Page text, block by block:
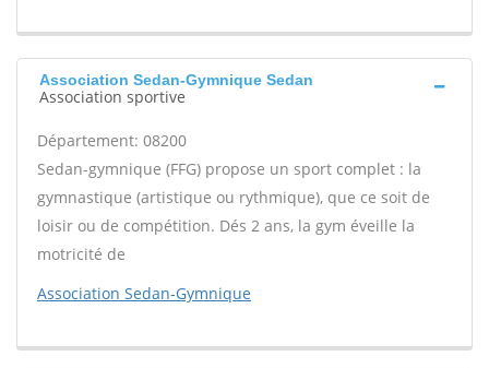
Association Sedan-Gymnique Sedan
Association sportive
Département: 08200
Sedan-gymnique (FFG) propose un sport complet : la
gymnastique (artistique ou rythmique), que ce soit de
loisir ou de compétition. Dés 2 ans, la gym éveille la
motricité de
Association Sedan-Gymnique